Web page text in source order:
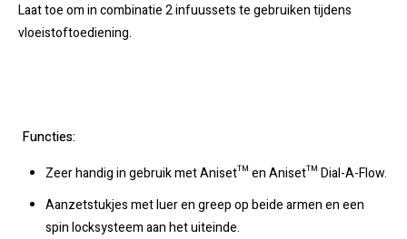
Laat toe om in combinatie 2 infuussets te gebruiken tijdens
vloeistoftoediening.
Functies:
Zeer handig in gebruik met Aniset™ en Aniset™ Dial-A-Flow.
Aanzetstukjes met luer en greep op beide armen en een
spin locksysteem aan het uiteinde.